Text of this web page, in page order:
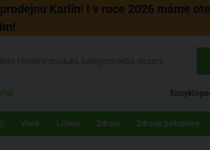
Karlín! I v roce 2026 máme
Vůně Líčení Zdraví Zdravé potraviny